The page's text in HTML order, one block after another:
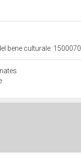
bene culturale: